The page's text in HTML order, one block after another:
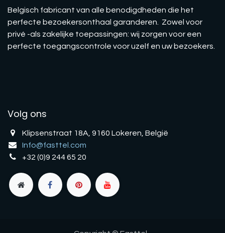
Belgisch fabricant van alle benodigdheden die het
perfecte bezoekersonthaal garanderen. Zowel voor
privé -als zakelijke toepassingen: wij zorgen voor een
perfecte toegangscontrole voor uzelf en uw bezoekers.
Volg ons
Klipsenstraat 18A, 9160 Lokeren, België
Info@fasttel.com
+32 (0)9 244 65 20